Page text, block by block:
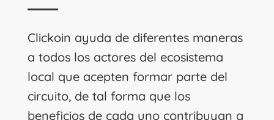
Clickoin ayuda de diferentes maneras
a todos los actores del ecosistema
local que acepten formar parte del
circuito, de tal forma que los
beneficios de cada uno contribuyan a